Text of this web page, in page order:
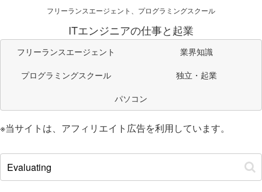
フリーランスエージェント、プログラミングスクール
ITエンジニアの仕事と起業
フリーランスエージェント
業界知識
プログラミングスクール
独立・起業
パソコン
※当サイトは、アフィリエイト広告を利用しています。